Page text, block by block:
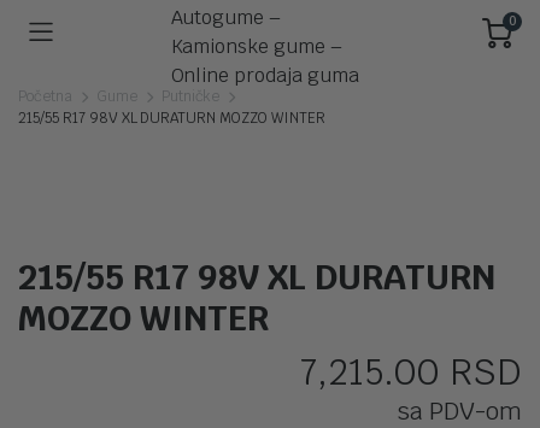
0
Početna Gume
Putničke
215/55 R17 98V XL DURATURN MOZZO WINTER
215/55 R17 98V XL DURATURN
MOZZO WINTER
7,215.00 RSD
sa PDV-om